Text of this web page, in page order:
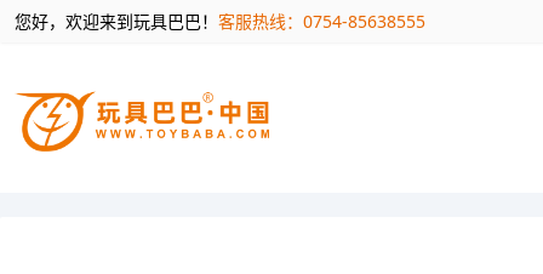
您好，欢迎来到玩具巴巴！ 客服热线：0754-85638555